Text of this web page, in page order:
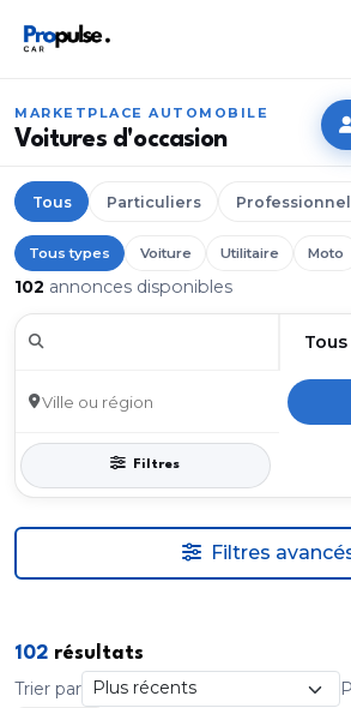
MARKETPLACE AUTOMOBILE
Voitures d'occasion
Tous Particuliers
Tous types Voiture Utilitaire Moto
102 annonces disponibles
Filtres
Filtres
102 résultats
Trier par